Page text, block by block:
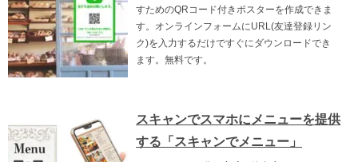
すためのQRコード付きポスターを作成できま
す。オンラインフォームにURL(友達登録リン
ク)を入力するだけですぐにダウンロードでき
ます。無料です。
スキャンでスマホにメニューを提供
する「スキャンでメニュー」